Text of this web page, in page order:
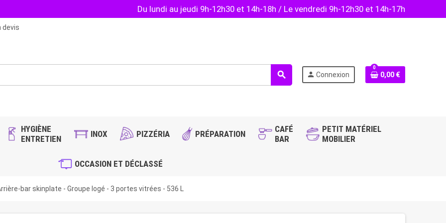
Du lundi au jeudi 9h-12h30 et 14h-18h / Le vendredi 9h-12h30 et 14h-17h
devis
search person Connexion
0
0,00 €
HYGIÈNE
ENTRETIEN
INOX PIZZÉRIA PRÉPARATION
CAFÉ
BAR
PETIT MATÉRIEL
MOBILIER
OCCASION ET DÉCLASSÉ
bar skinplate - Groupe logé - 3 portes vitrées - 536 L